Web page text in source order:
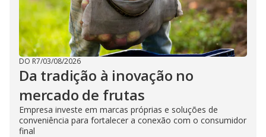
DO R7/03/08/2026
Da tradição à inovação no
mercado de frutas
Empresa investe em marcas próprias e soluções de
conveniência para fortalecer a conexão com o consumidor
final